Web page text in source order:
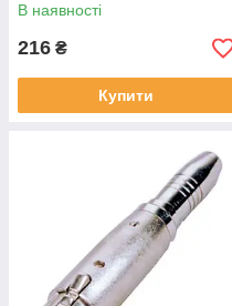
В наявності
216 ₴
Купити